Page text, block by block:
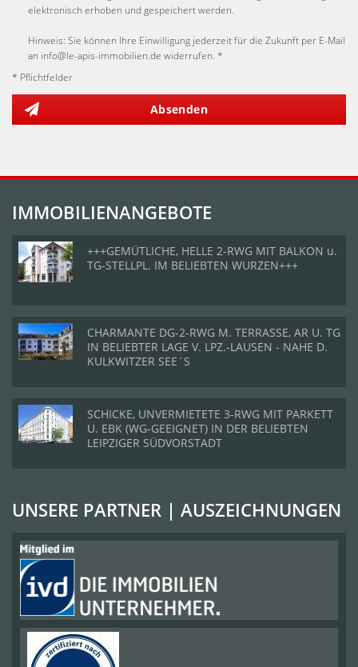
elektronisch erhoben und gespeichert werden.
Hinweis: Sie können Ihre Einwilligung jederzeit für die Zukunft per E-Mail
an info@le-apis-immobilien.de widerrufen. *
* Pflichtfelder
Absenden
IMMOBILIENANGEBOTE
+++GEMÜTLICHE, HELLE 2-RWG MIT BALKON u.
TG-STELLPL. IM BELIEBTEN WURZEN+++
CHARMANTE DG-2-RWG M. TERRASSE, AR U. TG
IN BELIEBTER LAGE V. LPZ.-LAUSEN - NAHE D.
KULKWITZER SEE´S
SCHICKE, UNVERMIETETE 3-RWG MIT PARKETT
U. EBK (WG-GEEIGNET) IN DER BELIEBTEN
LEIPZIGER SÜDVORSTADT
UNSERE PARTNER | AUSZEICHNUNGEN